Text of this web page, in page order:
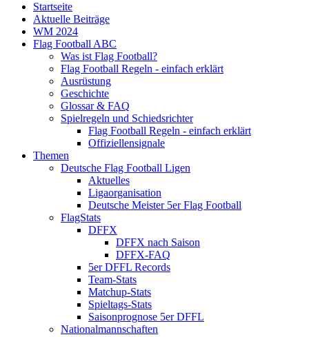
Startseite
Aktuelle Beiträge
WM 2024
Flag Football ABC
Was ist Flag Football?
Flag Football Regeln - einfach erklärt
Ausrüstung
Geschichte
Glossar & FAQ
Spielregeln und Schiedsrichter
Flag Football Regeln - einfach erklärt
Offiziellensignale
Themen
Deutsche Flag Football Ligen
Aktuelles
Ligaorganisation
Deutsche Meister 5er Flag Football
FlagStats
DFFX
DFFX nach Saison
DFFX-FAQ
5er DFFL Records
Team-Stats
Matchup-Stats
Spieltags-Stats
Saisonprognose 5er DFFL
Nationalmannschaften